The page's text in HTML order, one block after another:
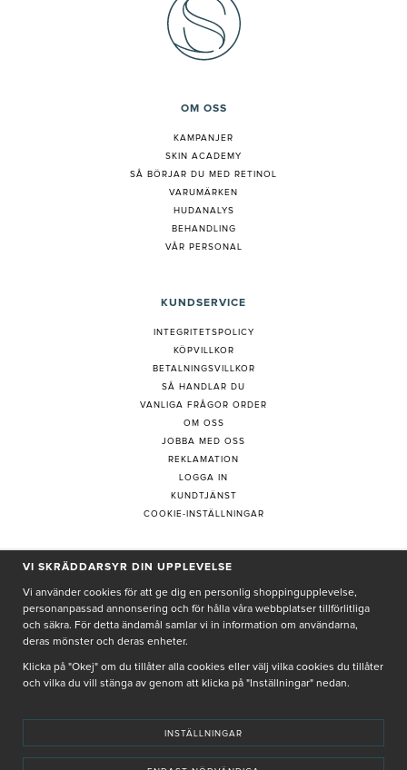
OM OSS
KAMPANJER
SKIN ACADEMY
SÅ BÖRJAR DU MED RETINOL
VARUMÄRKEN
HUDANALYS
BEHANDLING
VÅR PERSONAL
KUNDSERVICE
INTEGRITETSPOLICY
KÖPVILLKOR
BETALNINGSVILLKOR
SÅ HANDLAR DU
VANLIGA FRÅGOR ORDER
OM OSS
JOBBA MED OSS
REKLAMATION
LOGGA IN
KUNDTJÄNST
COOKIE-INSTÄLLNINGAR
PRENUMERERA PÅ NYHETSBREV
Genom att ge min e-post, accepterar jag Seth och Sallyintegritetspolicy
De uppgifter du matar in kommer endast användas till våra nyhetsbrev.
VI SKRÄDDARSYR DIN UPPLEVELSE
Vi använder cookies för att ge dig en personlig shoppingupplevelse,
personanpassad annonsering och för hålla våra webbplatser tillförlitliga
och säkra. För detta ändamål samlar vi in information om användarna,
deras mönster och deras enheter.
Klicka på "Okej" om du tillåter alla cookies eller välj vilka cookies du tillåter
och vilka du vill stänga av genom att klicka på "Inställningar" nedan.
INSTÄLLNINGAR